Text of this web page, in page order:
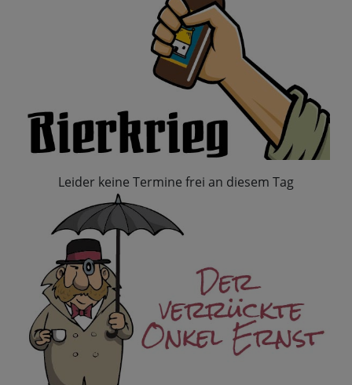
Leider keine Termine frei an diesem Tag